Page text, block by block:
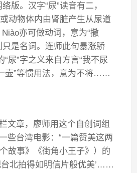
版。汉字“尿”读音有二，
动物体内由肾脏产生从尿道
亦可做动词，意为“撒
只是名词。连师此句暴涨骄
“尿”字之义来自方言“我不尿
壶”等惯用法，意为不将……
文章，廖师用这个自创词组
些台湾电影：“一篇赞美这两
故事》《街角小王子》）的
台北拍得如明信片般优美’……